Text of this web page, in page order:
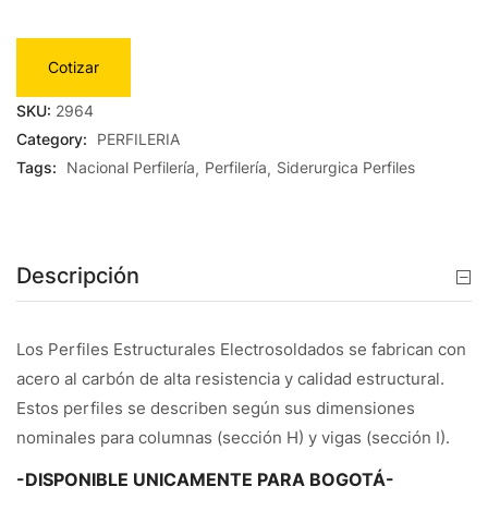
Cotizar
SKU: 2964
Category:
PERFILERIA
Tags:
Nacional Perfilería Perfilería Siderurgica Perfiles
Descripción
Los Perfiles Estructurales Electrosoldados se fabrican con
acero al carbón de alta resistencia y calidad estructural.
Estos perfiles se describen según sus dimensiones
nominales para columnas (sección H) y vigas (sección I).
-DISPONIBLE UNICAMENTE PARA BOGOTÁ-